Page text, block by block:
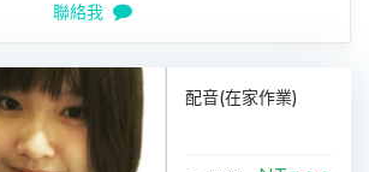
聯絡我
配音(在家作業)